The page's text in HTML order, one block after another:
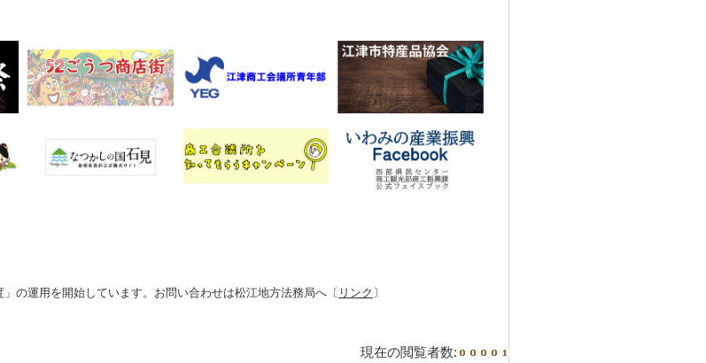
」の運用を開始しています。お問い合わせは松江地方法務局へ〔 リンク 〕
現在の閲覧者数: